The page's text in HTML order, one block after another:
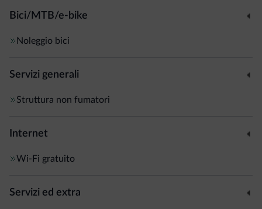
Bici/MTB/e-bike
Noleggio bici
Servizi generali
Struttura non fumatori
Internet
Wi-Fi gratuito
Servizi ed extra